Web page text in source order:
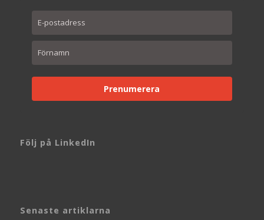
Prenumerera
Följ på LinkedIn
Senaste artiklarna